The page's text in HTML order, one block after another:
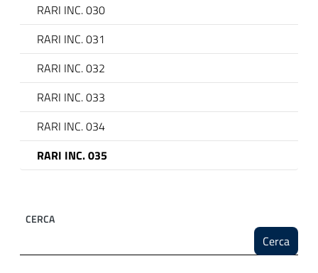
RARI INC. 030
RARI INC. 031
RARI INC. 032
RARI INC. 033
RARI INC. 034
RARI INC. 035
CERCA
Cerca